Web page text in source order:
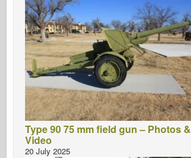
Type 90 75 mm field gun – Photos &
Video
20 July 2025